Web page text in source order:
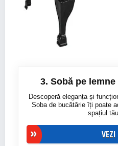
3. Sobă pe
Descoperă eleganța și
Soba de bucătărie îți poate
spațiul
VEZI